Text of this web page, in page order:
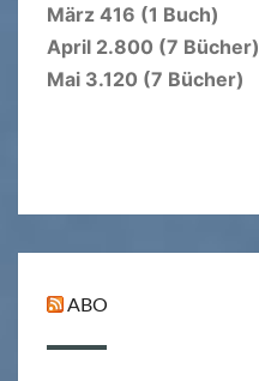
März 416 (1 Buch)
April 2.800 (7 Bücher)
Mai 3.120 (7 Bücher)
ABO